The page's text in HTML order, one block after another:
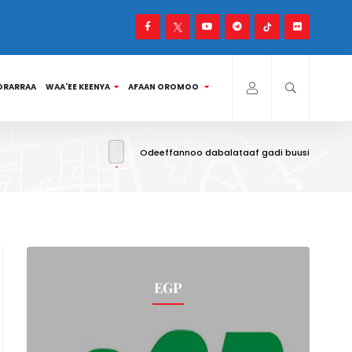
WAA'EE KEENYA AFAAN OROMOO
Odeeffannoo dabalataaf gadi buusi
EGP